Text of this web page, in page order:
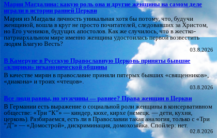
Мария Магдалина: какую роль она и другие женщины на самом деле
играли в истории ранней Церкви
Мария из Магдалы личность уникальная хотя бы потому, что, будучи
женщиной, вошла в круг не просто почитателей, следовавших за Христом,
но Его учеников, будущих апостолов. Как же случилось, что в жестко-
патриархальном мире именно женщина удостоилась первой возвестить
людям Благую Весть?
03.8.2026
В Камеруне в Русскую Православную Церковь приняты бывшие
«клирики» неканонической общины
В качестве мирян в православие приняли пятерых бывших «священников»,
«диакона» и троих «чтецов».
03.8.2026
Все люди равны, но мужчины — равнее? Права женщин в Церкви
В Германии есть выражение о социальной роли женщины в консервативном
обществе: «Три “К”» — киндер, кюхе, кирхе (немецк. — дети, кухня,
церковь). Разбираемся, есть ли в Православии такая аналогия, только с «Три
“Д”» — «Домострой», дискриминация, домохозяйка. Спойлер: нет.
02.8.2026